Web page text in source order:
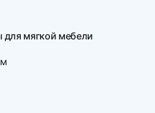
для мягкой мебели